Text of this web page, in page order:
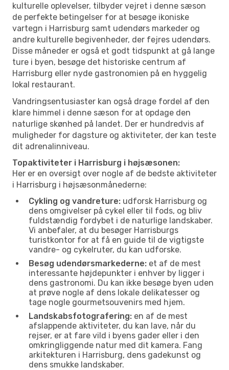
kulturelle oplevelser, tilbyder vejret i denne sæson
de perfekte betingelser for at besøge ikoniske
vartegn i Harrisburg samt udendørs markeder og
andre kulturelle begivenheder, der fejres udendørs.
Disse måneder er også et godt tidspunkt at gå lange
ture i byen, besøge det historiske centrum af
Harrisburg eller nyde gastronomien på en hyggelig
lokal restaurant.
Vandringsentusiaster kan også drage fordel af den
klare himmel i denne sæson for at opdage den
naturlige skønhed på landet. Der er hundredvis af
muligheder for dagsture og aktiviteter, der kan teste
dit adrenalinniveau.
Topaktiviteter i Harrisburg i højsæsonen:
Her er en oversigt over nogle af de bedste aktiviteter
i Harrisburg i højsæsonmånederne:
Cykling og vandreture: udforsk Harrisburg og
dens omgivelser på cykel eller til fods, og bliv
fuldstændig fordybet i de naturlige landskaber.
Vi anbefaler, at du besøger Harrisburgs
turistkontor for at få en guide til de vigtigste
vandre- og cykelruter, du kan udforske.
Besøg udendørsmarkederne: et af de mest
interessante højdepunkter i enhver by ligger i
dens gastronomi. Du kan ikke besøge byen uden
at prøve nogle af dens lokale delikatesser og
tage nogle gourmetsouvenirs med hjem.
Landskabsfotografering: en af de mest
afslappende aktiviteter, du kan lave, når du
rejser, er at fare vild i byens gader eller i den
omkringliggende natur med dit kamera. Fang
arkitekturen i Harrisburg, dens gadekunst og
dens smukke landskaber.